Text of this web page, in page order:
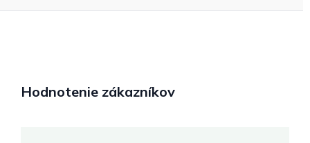
Hodnotenie zákazníkov